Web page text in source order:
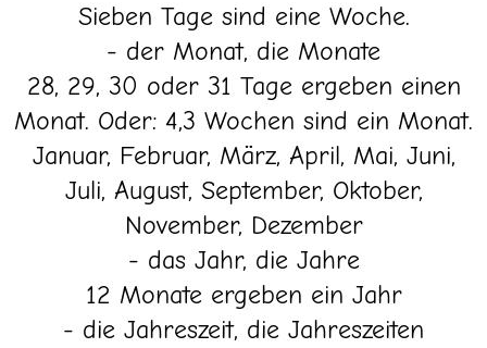
Sieben Tage sind eine Woche.
- der Monat, die Monate
28, 29, 30 oder 31 Tage ergeben einen
Monat. Oder: 4,3 Wochen sind ein Monat.
Januar, Februar, März, April, Mai, Juni,
Juli, August, September, Oktober,
November, Dezember
- das Jahr, die Jahre
12 Monate ergeben ein Jahr
- die Jahreszeit, die Jahreszeiten